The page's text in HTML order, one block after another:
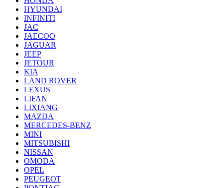
HYUNDAI
INFINITI
JAC
JAECOO
JAGUAR
JEEP
JETOUR
KIA
LAND ROVER
LEXUS
LIFAN
LIXIANG
MAZDA
MERCEDES-BENZ
MINI
MITSUBISHI
NISSAN
OMODA
OPEL
PEUGEOT